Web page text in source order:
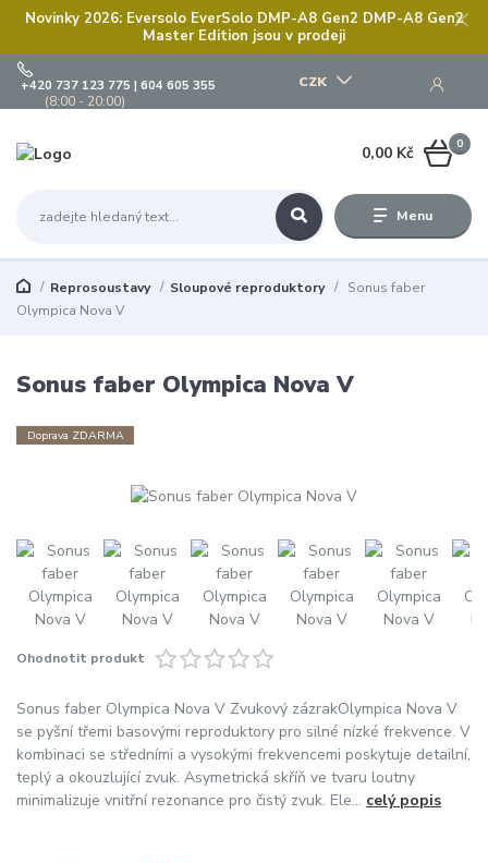
Novinky 2026: Eversolo EverSolo DMP-A8 Gen2 DMP-A8 Gen2
Master Edition jsou v prodeji
Menu
CZK
+420 737 123 775 | 604 605 355
(8:00 - 20:00)
0
0,00 Kč
Reprosoustavy Sloupové reproduktory
Sonus faber
Olympica Nova V
Sonus faber Olympica Nova V
Doprava ZDARMA
Ohodnotit produkt
Sonus faber Olympica Nova V Zvukový zázrakOlympica Nova V
se pyšní třemi basovými reproduktory pro silné nízké frekvence. V
kombinaci se středními a vysokými frekvencemi poskytuje detailní,
teplý a okouzlující zvuk. Asymetrická skříň ve tvaru loutny
minimalizuje vnitřní rezonance pro čistý zvuk. Ele... celý popis